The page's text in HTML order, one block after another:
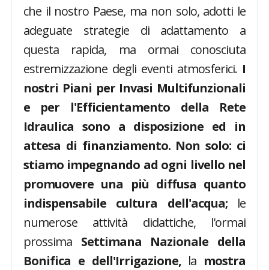
che il nostro Paese, ma non solo, adotti le
adeguate strategie di adattamento a
questa rapida, ma ormai conosciuta
estremizzazione degli eventi atmosferici. I
nostri Piani per Invasi Multifunzionali
e per l'Efficientamento della Rete
Idraulica sono a disposizione ed in
attesa di finanziamento. Non solo: ci
stiamo impegnando ad ogni livello nel
promuovere una più diffusa quanto
indispensabile cultura dell'acqua;le
numerose attività didattiche, l'ormai
prossima Settimana Nazionale della
Bonifica e dell'Irrigazione, la mostra